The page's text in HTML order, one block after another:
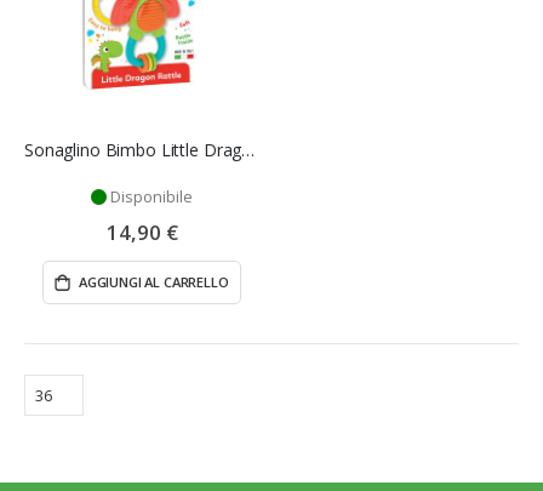
Sonaglino Bimbo Little Dragon Rattle - Clementoni
Disponibile
14,90 €
AGGIUNGI AL CARRELLO